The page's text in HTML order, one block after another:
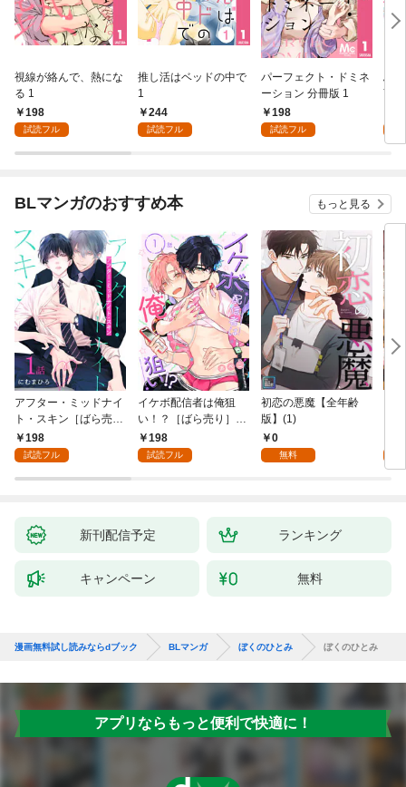
視線が絡んで、熱にな
る 1
198
試読フル
推し活はベッドの中で
1
244
試読フル
パーフェクト・ドミネ
ーション 分冊版 1
198
試読フル
ふ
言
BLマンガのおすすめ本 もっと見る
アフター・ミッドナイ
ト・スキン［ばら売
り］ 第1話
198
試読フル
イケボ配信者は俺狙
い！？［ばら売り］
第1話
198
試読フル
初恋の悪魔【全年齢
版】(1)
0
無料
新刊配信予定 ランキング
キャンペーン 無料
漫画無料試し読みならdブック BLマンガ ぼくのひとみ ぼくのひとみ
アプリならもっと便利で快適に！